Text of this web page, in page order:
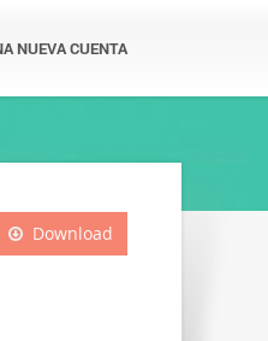
NUEVA CUENTA
Download